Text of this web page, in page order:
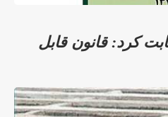
کرد: قانون قابل